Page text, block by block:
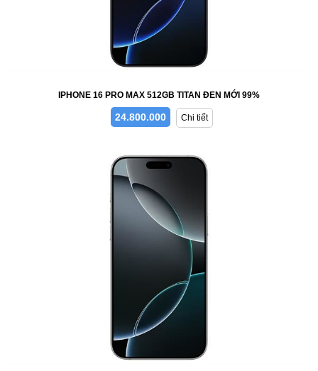
IPHONE 16 PRO MAX 512GB TITAN ĐEN MỚI 99%
24.800.000 Chi tiết